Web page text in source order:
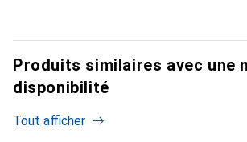
Produits similaires avec une
disponibilité
Tout afficher